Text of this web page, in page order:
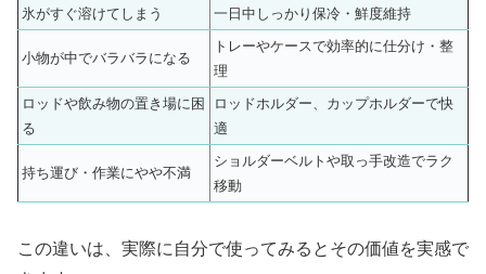
氷がすぐ溶けてしまう 一日中しっかり保冷・鮮度維持
小物が中でバラバラになる
トレーやケースで効率的に仕分け・整
理
ロッドや飲み物の置き場に困
る
ロッドホルダー、カップホルダーで快
適
持ち運び・作業にやや不満
ショルダーベルトや取っ手改造でラク
移動
この違いは、実際に自分で使ってみるとその価値を実感で